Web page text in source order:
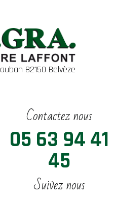
82150 Belvèze
Contactez nous
05 63 94 41
45
Suivez nous